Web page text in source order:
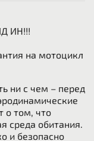
ИН!!!
на мотоцикл
ни с чем – перед
о том, что
среда обитания.
и безопасно